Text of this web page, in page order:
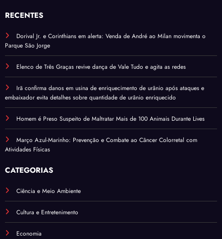
RECENTES
Dorival Jr. e Corinthians em alerta: Venda de André ao Milan movimenta o
Parque São Jorge
Elenco de Três Graças revive dança de Vale Tudo e agita as redes
Irã confirma danos em usina de enriquecimento de urânio após ataques e
embaixador evita detalhes sobre quantidade de urânio enriquecido
Homem é Preso Suspeito de Maltratar Mais de 100 Animais Durante Lives
Março Azul-Marinho: Prevenção e Combate ao Câncer Colorretal com
Atividades Físicas
CATEGORIAS
Ciência e Meio Ambiente
Cultura e Entretenimento
Economia